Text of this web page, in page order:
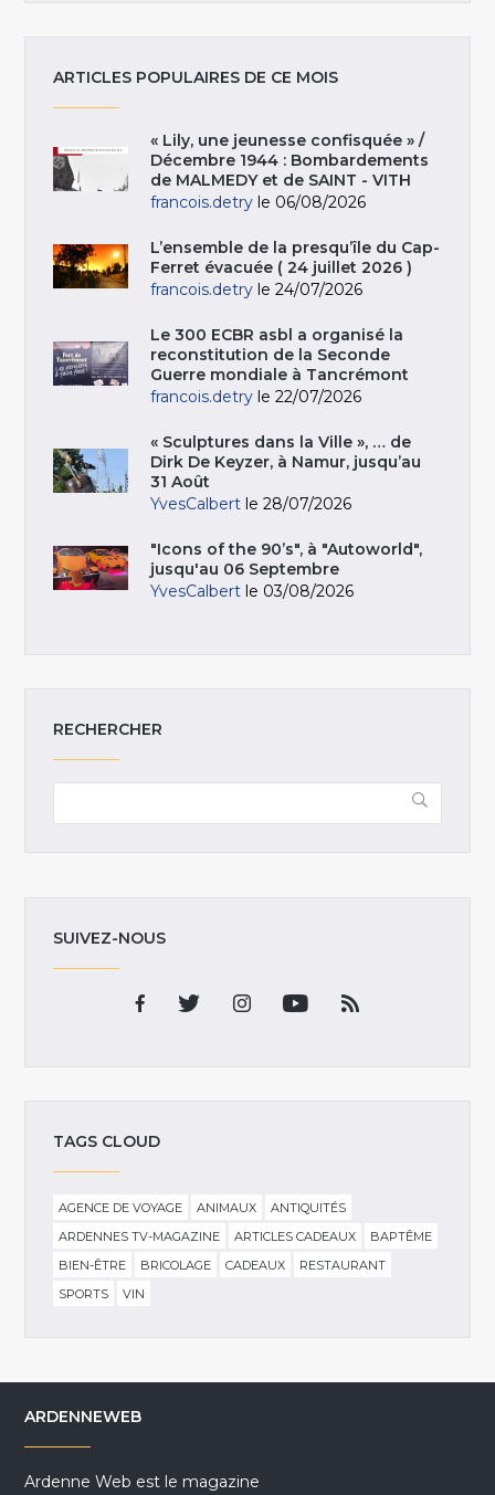
ARTICLES POPULAIRES DE CE MOIS
« Lily, une jeunesse confisquée » /
Décembre 1944 : Bombardements
de MALMEDY et de SAINT - VITH
francois.detry le 06/08/2026
L’ensemble de la presqu’île du Cap-
Ferret évacuée ( 24 juillet 2026 )
francois.detry le 24/07/2026
Le 300 ECBR asbl a organisé la
reconstitution de la Seconde
Guerre mondiale à Tancrémont
francois.detry le 22/07/2026
« Sculptures dans la Ville », … de
Dirk De Keyzer, à Namur, jusqu’au
31 Août
YvesCalbert le 28/07/2026
"Icons of the 90’s", à "Autoworld",
jusqu'au 06 Septembre
YvesCalbert le 03/08/2026
RECHERCHER
SUIVEZ-NOUS
TAGS CLOUD
AGENCE DE VOYAGE ANIMAUX
ANTIQUITÉS
ARDENNES TV-MAGAZINE
ARTICLES CADEAUX
BAPTÊME
BIEN-ÊTRE
BRICOLAGE CADEAUX
RESTAURANT
SPORTS
VIN
ARDENNEWEB
Ardenne Web est le magazine